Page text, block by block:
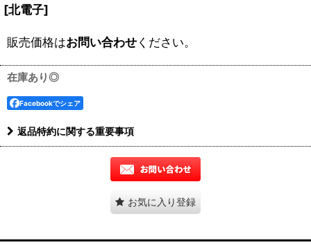
[北電子]
販売価格はお問い合わせください。
在庫あり◎
Facebookでシェア
返品特約に関する重要事項
お気に入り登録